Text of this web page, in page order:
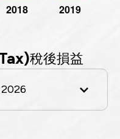
稅後損益